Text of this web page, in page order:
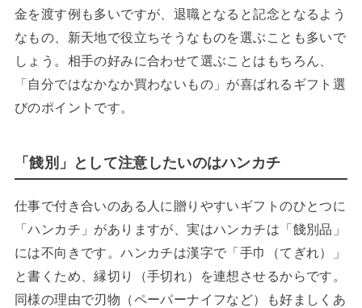
金を渡す例も多いですが、退職となると記念となるよう
なもの、新天地で役立ちそうなものを選ぶことも多いで
しょう。相手の好みに合わせて選ぶことはもちろん、
「自分ではなかなか買わないもの」が喜ばれるギフト選
びのポイントです。
「餞別」として注意したいのはハンカチ
仕事で付き合いのある人に贈りやすいギフトのひとつに
「ハンカチ」がありますが、実はハンカチは「餞別品」
には不向きです。ハンカチは漢字で「手巾（てぎれ）」
と書くため、縁切り（手切れ）を連想させるからです。
同様の理由で刃物（ペーパーナイフなど）も好ましくあ